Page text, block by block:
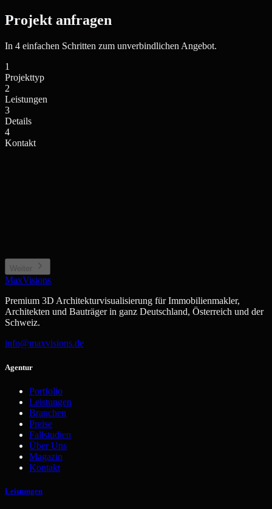
Projekt anfragen
In 4 einfachen Schritten zum unverbindlichen Angebot.
1
Projekttyp
2
Leistungen
3
Details
4
Kontakt
Weiter
MaxVisions
Premium 3D Architekturvisualisierung für Immobilienmakler,
Architekten und Bauträger in ganz Deutschland, Österreich und der
Schweiz.
info@maxvisions.de
Agentur
Portfolio
Leistungen
Branchen
Preise
Fallstudien
Über Uns
Magazin
Kontakt
Leistungen